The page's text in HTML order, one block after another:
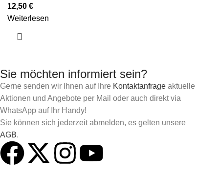
12,50 €
Weiterlesen
Sie möchten informiert sein?
Gerne senden wir Ihnen auf Ihre Kontaktanfrage aktuelle
Aktionen und Angebote per Mail oder auch direkt via
WhatsApp auf Ihr Handy!
Sie können sich jederzeit abmelden, es gelten unsere
AGB.